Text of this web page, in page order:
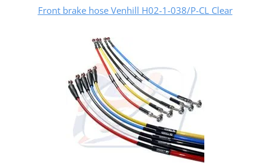
Front brake hose Venhill H02-1-038/P-CL Clear